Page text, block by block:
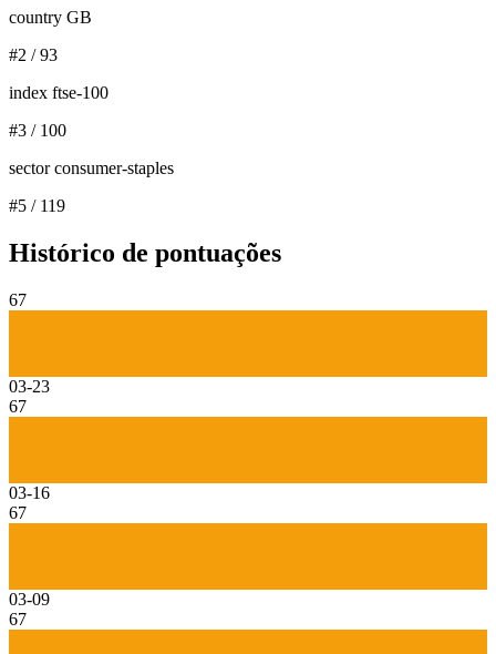
country GB
#2 /93
index ftse-100
#3 / 100
sector consumer-staples
#5 / 119
Histórico de pontuações
67
03-23
67
03-16
67
03-09
67